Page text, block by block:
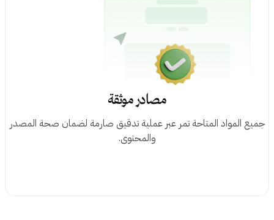
مصادر موثقة
المواد المتاحة تمر عبر عملية تدقيق صارمة لضمان صحة المصدر
والمحتوى.